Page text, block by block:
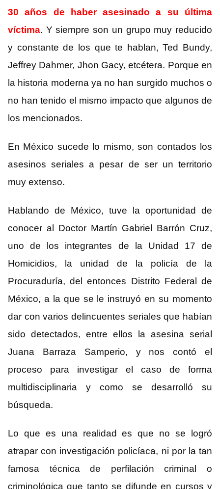
30 años de haber asesinado a su última
víctima. Y siempre son un grupo muy reducido
y constante de los que te hablan, Ted Bundy,
Jeffrey Dahmer, Jhon Gacy, etcétera. Porque en
la historia moderna ya no han surgido muchos o
no han tenido el mismo impacto que algunos de
los mencionados.
En México sucede lo mismo, son contados los
asesinos seriales a pesar de ser un territorio
muy extenso.
Hablando de México, tuve la oportunidad de
conocer al Doctor Martín Gabriel Barrón Cruz,
uno de los integrantes de la Unidad 17 de
Homicidios, la unidad de la policía de la
Procuraduría, del entonces Distrito Federal de
México, a la que se le instruyó en su momento
dar con varios delincuentes seriales que habían
sido detectados, entre ellos la asesina serial
Juana Barraza Samperio, y nos contó el
proceso para investigar el caso de forma
multidisciplinaria y como se desarrolló su
búsqueda.
Lo que es una realidad es que no se logró
atrapar con investigación policíaca, ni por la tan
famosa técnica de perfilación criminal o
criminológica que tanto se difunde en cursos y